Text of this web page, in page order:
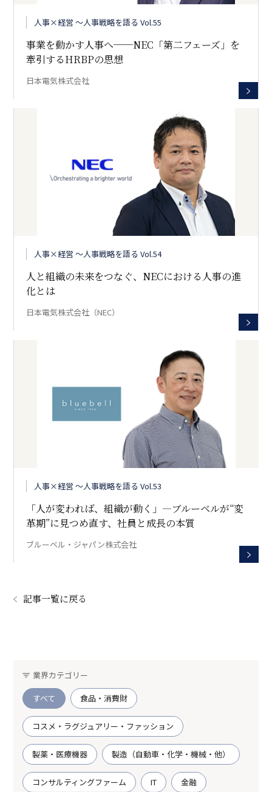
人事×経営 〜人事戦略を語る Vol.55
事業を動かす人事へ──NEC「第二フェーズ」を
牽引するHRBPの思想
日本電気株式会社
人事×経営 〜人事戦略を語る Vol.54
人と組織の未来をつなぐ、NECにおける人事の進
化とは
日本電気株式会社（NEC）
人事×経営 〜人事戦略を語る Vol.53
「人が変われば、組織が動く」―ブルーベルが“変
革期”に見つめ直す、社員と成長の本質
ブルーベル・ジャパン株式会社
記事一覧に戻る
業界カテゴリー
すべて
食品・消費財
コスメ・ラグジュアリー・ファッション
製薬・医療機器 製造（自動車・化学・機械・他）
コンサルティングファーム IT 金融